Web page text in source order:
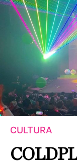
CULTURA